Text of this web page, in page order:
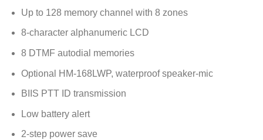
Up to 128 memory channel with 8 zones
8-character alphanumeric LCD
8 DTMF autodial memories
Optional HM-168LWP, waterproof speaker-mic
BIIS PTT ID transmission
Low battery alert
2-step power save